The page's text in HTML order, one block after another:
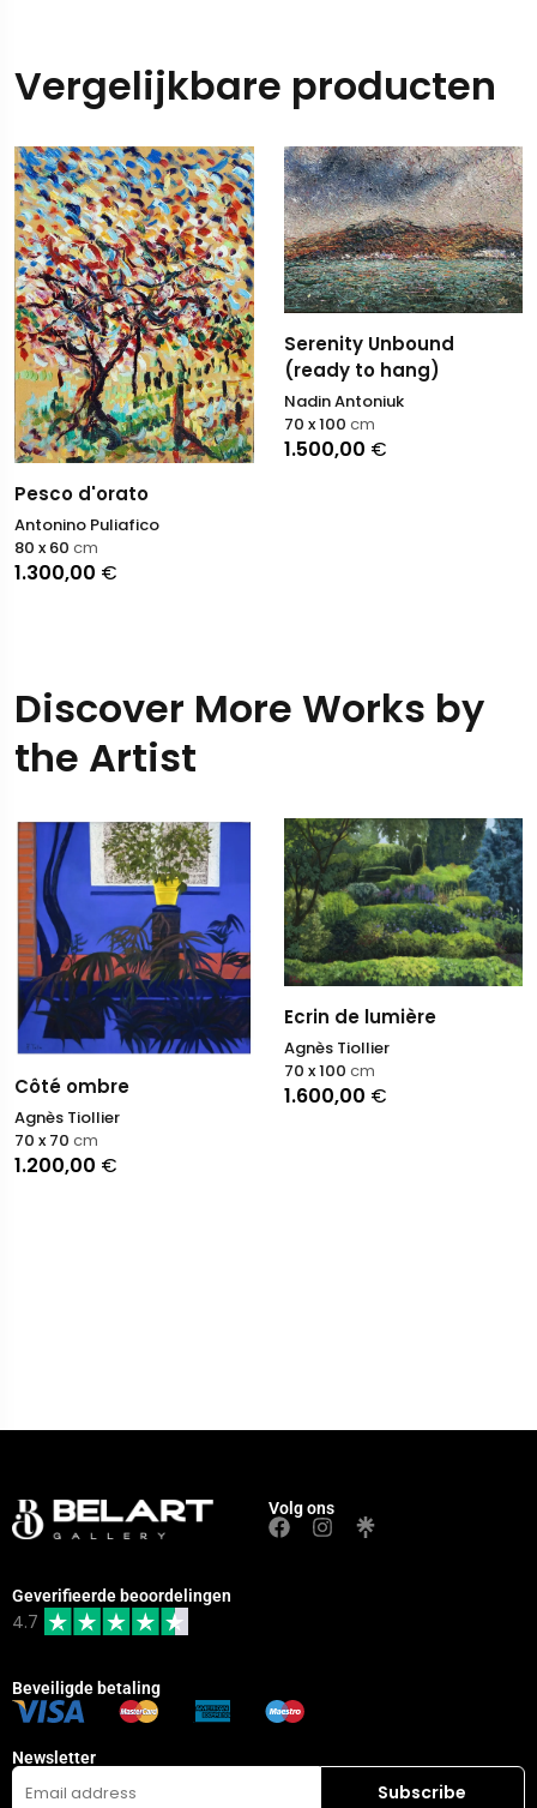
Vergelijkbare producten
Pesco d'orato
Antonino Puliafico
1.300,00 €
80 x 60 cm
Serenity Unbound
(ready to hang)
Nadin Antoniuk
1.500,00 €
70 x 100 cm
Discover More Works by
the Artist
Côté ombre
Agnès Tiollier
1.200,00 €
70 x 70 cm
Ecrin de lumière
Agnès Tiollier
1.600,00 €
70 x 100 cm
Volg ons
Geverifieerde beoordelingen
4.7
Beveiligde betaling
Newsletter